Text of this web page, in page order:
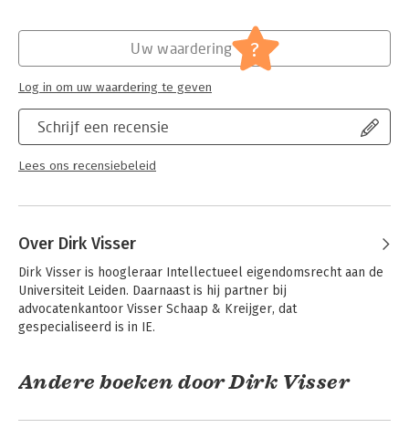
Intellectuele + Industriële eigendom
algemeen
Serie:
Ars Aequi Wetseditie
Schrijf een recensie
Lees ons recensiebeleid
Uw waardering ?
Log in om uw waardering te geven
Over Dirk Visser
Dirk Visser is hoogleraar Intellectueel eigendomsrecht aan de
Universiteit Leiden. Daarnaast is hij partner bij
advocatenkantoor Visser Schaap & Kreijger, dat
gespecialiseerd is in IE.
Andere boeken door Dirk Visser